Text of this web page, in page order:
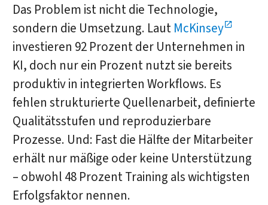
Das Problem ist nicht die Technologie,
sondern die Umsetzung. Laut McKinsey
investieren 92 Prozent der Unternehmen in
KI, doch nur ein Prozent nutzt sie bereits
produktiv in integrierten Workflows. Es
fehlen strukturierte Quellenarbeit, definierte
Qualitätsstufen und reproduzierbare
Prozesse. Und: Fast die Hälfte der Mitarbeiter
erhält nur mäßige oder keine Unterstützung
– obwohl 48 Prozent Training als wichtigsten
Erfolgsfaktor nennen.